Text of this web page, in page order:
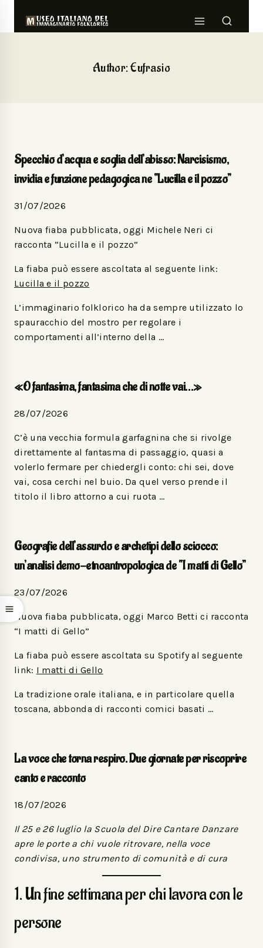
Author: Eufrasio
Specchio d’acqua e soglia dell’abisso: Narcisismo,
invidia e funzione pedagogica ne “Lucilla e il pozzo”
31/07/2026
Nuova fiaba pubblicata, oggi Michele Neri ci
racconta “Lucilla e il pozzo”
La fiaba può essere ascoltata al seguente link:
Lucilla e il pozzo
L’immaginario folklorico ha da sempre utilizzato lo
spauracchio del mostro per regolare i
comportamenti all’interno della …
«O fantasima, fantasima che di notte vai…»
28/07/2026
C’è una vecchia formula garfagnina che si rivolge
direttamente al fantasma di passaggio, quasi a
volerlo fermare per chiedergli conto: chi sei, dove
vai, cosa cerchi nel buio. Da quel verso prende il
titolo il libro attorno a cui ruota …
Geografie dell’assurdo e archetipi dello sciocco:
un’analisi demo-etnoantropologica de “I matti di Gello”
23/07/2026
Nuova fiaba pubblicata, oggi Marco Betti ci racconta
“I matti di Gello”
La fiaba può essere ascoltata su Spotify al seguente
link: I matti di Gello
La tradizione orale italiana, e in particolare quella
toscana, abbonda di racconti comici basati …
La voce che torna respiro. Due giornate per riscoprire
canto e racconto
18/07/2026
Il 25 e 26 luglio la Scuola del Dire Cantare Danzare
apre le porte a chi vuole ritrovare, nella voce
condivisa, uno strumento di comunità e di cura
1. Un fine settimana per chi lavora con le
persone